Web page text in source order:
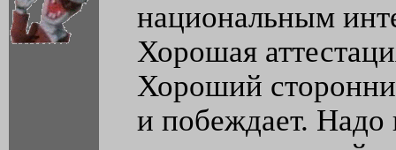
национальным
Хорошая
Хороший
и побеждает. Надо